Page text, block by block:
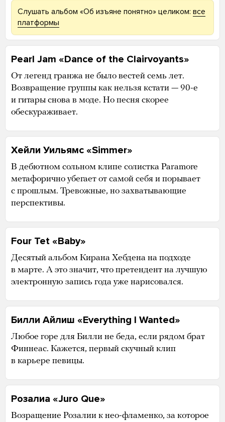
Слушать альбом «Об изъяне понятно» целиком: все
платформы
Pearl Jam «Dance of the Clairvoyants»
От легенд гранжа не было вестей семь лет.
Возвращение группы как нельзя кстати — 90-е
и гитары снова в моде. Но песня скорее
обескураживает.
Хейли Уильямс «Simmer»
В дебютном сольном клипе солистка Paramore
метафорично убегает от самой себя и порывает
с прошлым. Тревожные, но захватывающие
перспективы.
Four Tet «Baby»
Десятый альбом Кирана Хебдена на подходе
в марте. А это значит, что претендент на лучшую
электронную запись года уже нарисовался.
Билли Айлиш «Everything I Wanted»
Любое горе для Билли не беда, если рядом брат
Финнеас. Кажется, первый скучный клип
в карьере певицы.
Розалиа «Juro Que»
Возращение Розалии к нео-фламенко, за которое